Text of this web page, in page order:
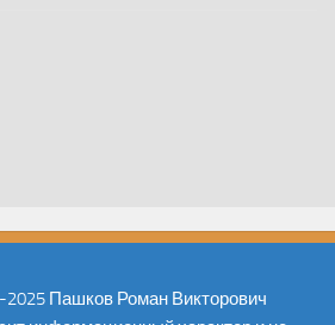
2025 Пашков Роман Викторович